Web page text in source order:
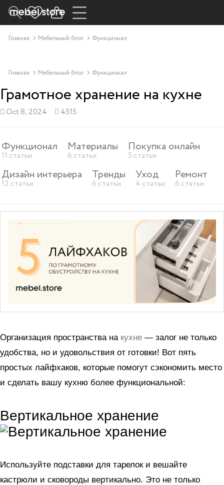
Главная Мебельный блог Функционал
Главная Мебельный блог Функционал
Грамотное хранение на кухне
Oct 8, 2024 4515
Функционал
11 статьи
Материалы
6 статьи
Покупка онлайн
5 статьи
Дизайн интерьера
12 статьи
Тренды
6 статьи
Уход
4 статьи
Ремонт
6 статьи
Организация пространства на кухне — залог не только
удобства, но и удовольствия от готовки! Вот пять
простых лайфхаков, которые помогут сэкономить место
и сделать вашу кухню более функциональной:
Вертикальное хранение
Используйте подставки для тарелок и вешайте
кастрюли и сковороды вертикально. Это не только